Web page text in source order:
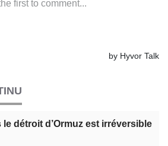
le détroit d’Ormuz est irréversible